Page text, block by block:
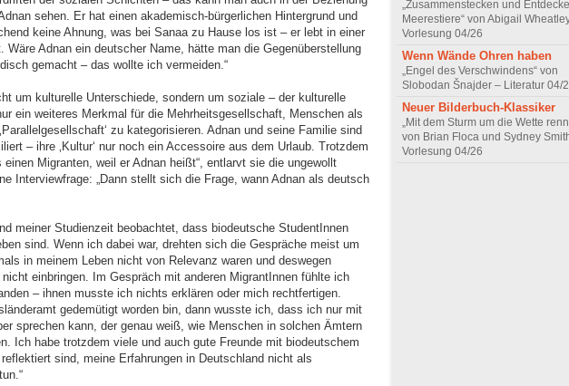
sehen. Er hat einen akademisch-bürgerlichen Hintergrund und
keine Ahnung, was bei Sanaa zu Hause los ist – er lebt in einer
Wäre Adnan ein deutscher Name, hätte man die Gegenüberstellung
gemacht – das wollte ich vermeiden.“
um kulturelle Unterschiede, sondern um soziale – der kulturelle
ein weiteres Merkmal für die Mehrheitsgesellschaft, Menschen als
zu kategorisieren. Adnan und seine Familie sind
– ihre ‚Kultur‘ nur noch ein Accessoire aus dem Urlaub. Trotzdem
Migranten, weil er Adnan heißt“, entlarvt sie die ungewollt
Interviewfrage: „Dann stellt sich die Frage, wann Adnan als deutsch
meiner Studienzeit beobachtet, dass biodeutsche StudentInnen
sind. Wenn ich dabei war, drehten sich die Gespräche meist um
in meinem Leben nicht von Relevanz waren und deswegen
einbringen. Im Gespräch mit anderen MigrantInnen fühlte ich
– ihnen musste ich nichts erklären oder mich rechtfertigen.
gedemütigt worden bin, dann wusste ich, dass ich nur mit
sprechen kann, der genau weiß, wie Menschen in solchen Ämtern
Ich habe trotzdem viele und auch gute Freunde mit biodeutschem
reflektiert sind, meine Erfahrungen in Deutschland nicht als
„Zusammenstecken und
Meerestiere“ von Abigail
Vorlesung 04/26
Wenn Wände Ohren haben
„Engel des Verschwindens“ von
Slobodan Šnajder – Literatur 04/
Neuer Bilderbuch-Klassiker
„Mit dem Sturm um die Wette
von Brian Floca und Sydney
Vorlesung 04/26